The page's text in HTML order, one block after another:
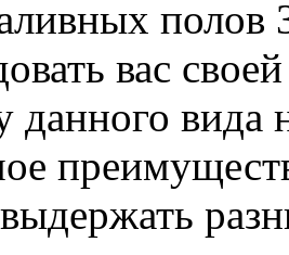
вас
данного вида